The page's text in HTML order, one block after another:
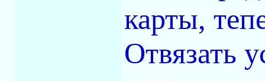
карты,
Отвязать